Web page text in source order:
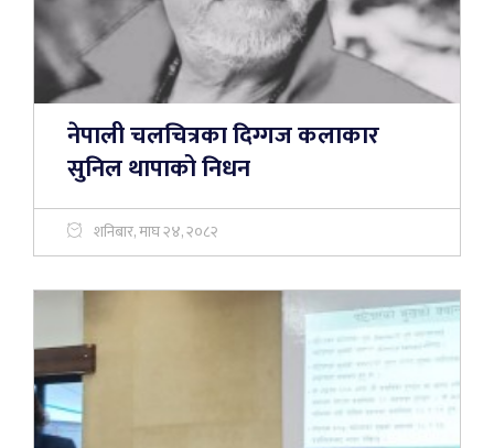
नेपाली चलचित्रका दिग्गज कलाकार
सुनिल थापाको निधन
शनिबार, माघ २४, २०८२